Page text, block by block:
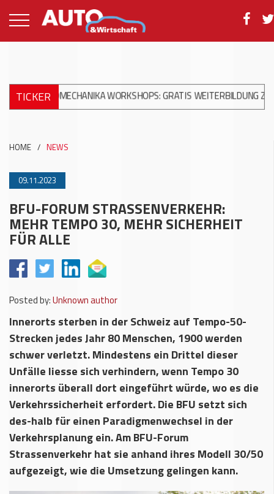
TICKER WORKSHOPS: GRATIS WEITERBILDUNG ZUR
HOME / NEWS
09.11.2023
BFU-FORUM STRASSENVERKEHR:
MEHR TEMPO 30, MEHR SICHERHEIT
FÜR ALLE
Posted by:Unknown author
Innerorts sterben in der Schweiz auf Tempo-50-
Strecken jedes Jahr 80 Menschen, 1900 werden
schwer verletzt. Mindestens ein Drittel dieser
Unfälle liesse sich verhindern, wenn Tempo 30
innerorts überall dort eingeführt würde, wo es die
Verkehrssicherheit erfordert. Die BFU setzt sich
des-halb für einen Paradigmenwechsel in der
Verkehrsplanung ein. Am BFU-Forum
Strassenverkehr hat sie anhand ihres Modell 30/50
aufgezeigt, wie die Umsetzung gelingen kann.